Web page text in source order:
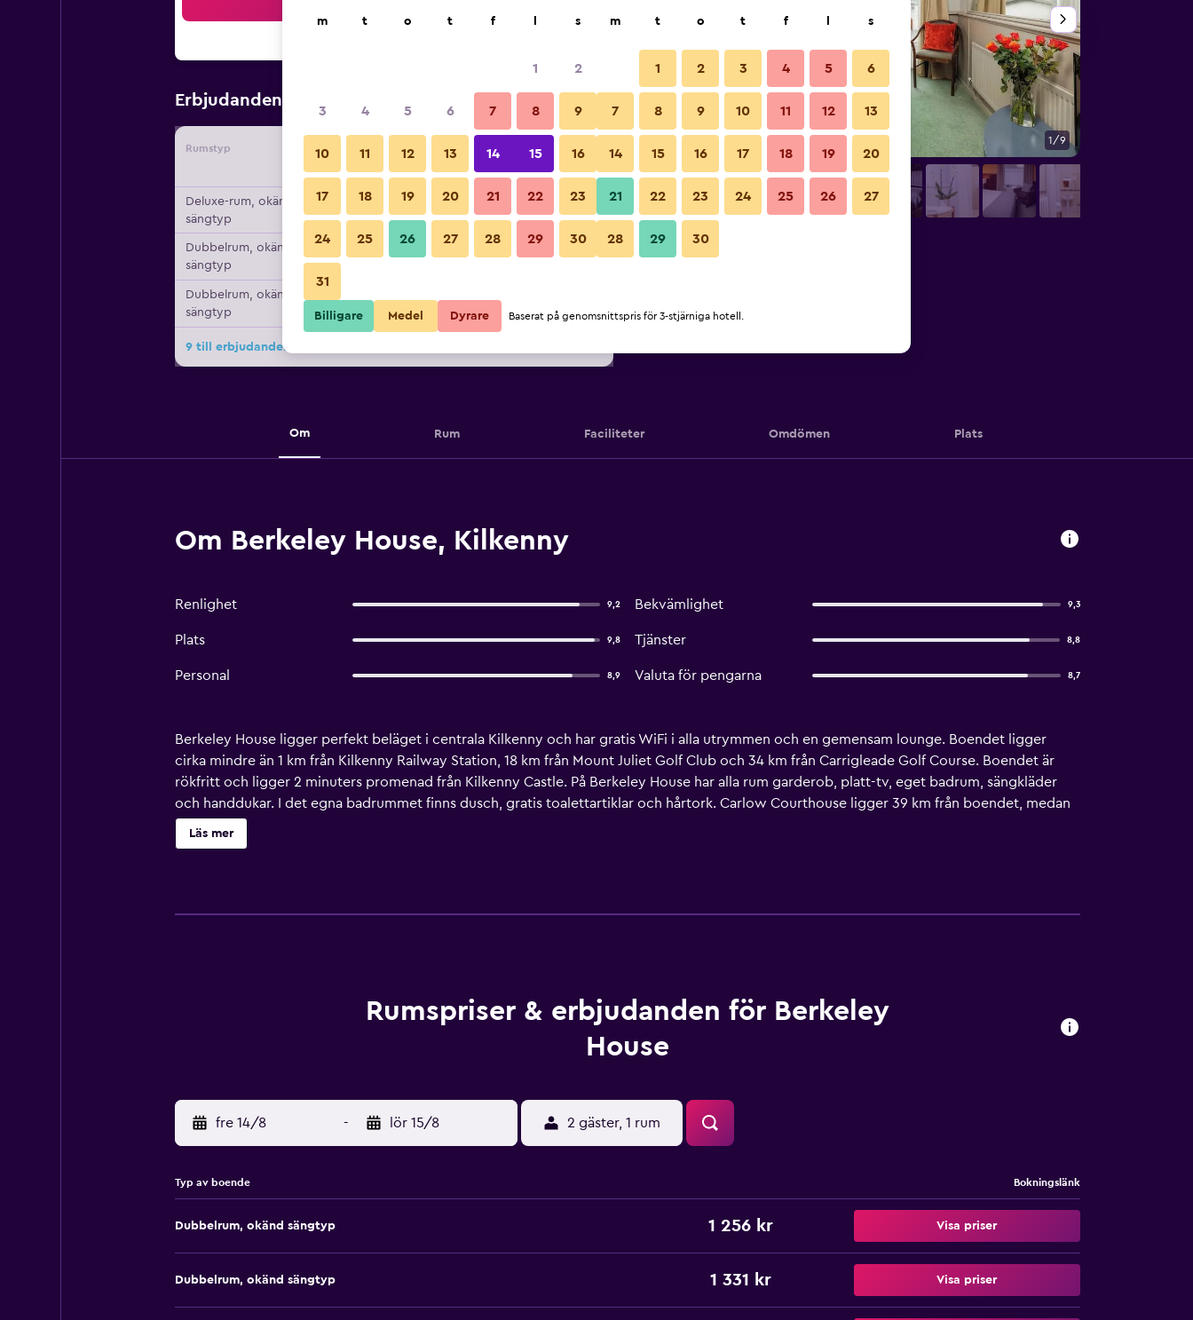
Erbjudanden från Billigaste Pris per natt
Rumstyp Leverantör
Per natt
Deluxe-rum, okänd
sängtyp
1 228 kr Visa erbjudande
Dubbelrum, okänd
sängtyp
1 256 kr Visa erbjudande
Dubbelrum, okänd
sängtyp
1 331 kr
9 till erbjudanden för Berkeley House
Övrigt 1/9
Bilder från Berkeley House
Om Rum Faciliteter Omdömen Plats
Om Berkeley House, Kilkenny
Renlighet 9,2 Bekvämlighet 9,3
Plats 9,8 Tjänster 8,8
Personal 8,9 Valuta för pengarna 8,7
Berkeley House ligger perfekt beläget i centrala Kilkenny och har gratis WiFi i alla utrymmen och en gemensam lounge. Boendet ligger
cirka mindre än 1 km från Kilkenny Railway Station, 18 km från Mount Juliet Golf Club och 34 km från Carrigleade Golf Course. Boendet är
rökfritt och ligger 2 minuters promenad från Kilkenny Castle. På Berkeley House har alla rum garderob, platt-tv, eget badrum, sängkläder
och handdukar. I det egna badrummet finns dusch, gratis toalettartiklar och hårtork. Carlow Courthouse ligger 39 km från boendet, medan
Carlow Town Hall ligger 39 km från boendet. Flygplatsen (Dublins flygplats) ligger 132 km bort.
Läs mer
Rumspriser & erbjudanden för Berkeley
House
fre 14/8 - lör 15/8 2 gäster, 1 rum
Typ av boende Bokningslänk
Dubbelrum, okänd sängtyp 1 256 kr Visa priser
Dubbelrum, okänd sängtyp 1 331 kr Visa priser
m t o t f s
1 2
3 4 5 6 7 8 9
10 11 12 13 14 15 16
17 18 19 20 21 22 23
24 25 26 27 28 29 30
31
m t o t f s
1 2 3 4 5 6
7 8 9 10 11 12 13
14 15 16 17 18 19 20
21 22 23 24 25 26 27
28 29 30
Billigare Medel Dyrare Baserat på genomsnittspris för 3-stjärniga hotell.